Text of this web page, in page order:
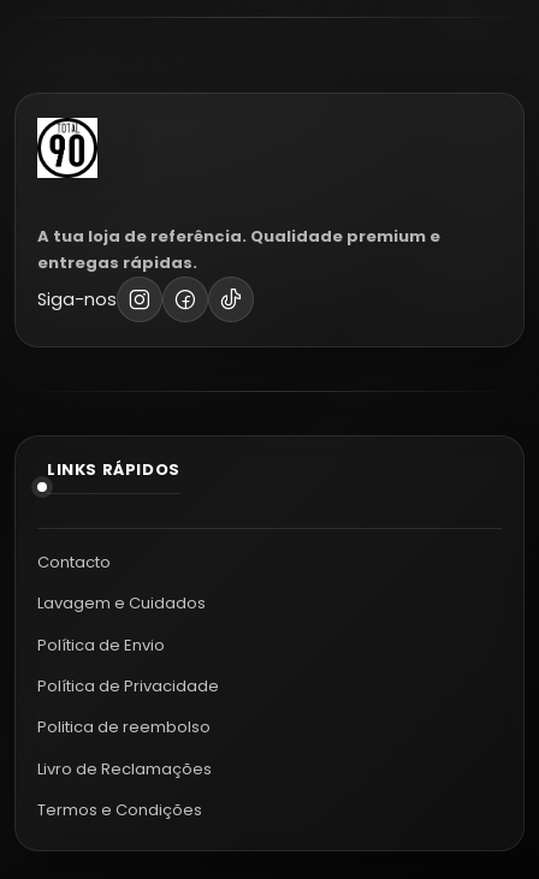
A tua loja de referência. Qualidade premium e
entregas rápidas.
Siga-nos
LINKS RÁPIDOS
Contacto
Lavagem e Cuidados
Política de Envio
Política de Privacidade
Politica de reembolso
Livro de Reclamações
Termos e Condições